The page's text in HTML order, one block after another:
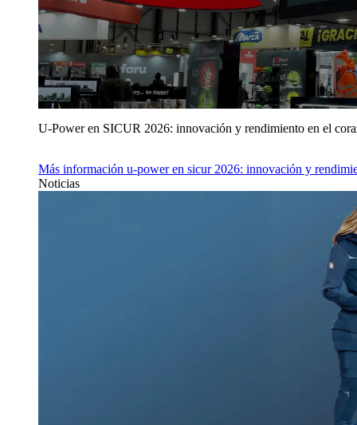
U‑Power en SICUR 2026: innovación y rendimiento en el
Más información u‑power en sicur 2026: innovación y
Noticias